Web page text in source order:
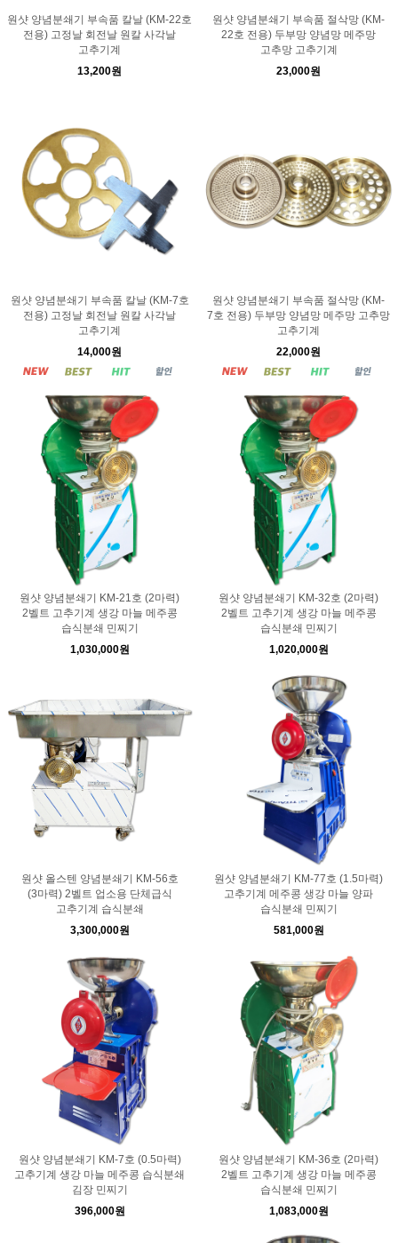
원샷 양념분쇄기 부속품 칼날 (KM-22호
전용) 고정날 회전날 원칼 사각날
고추기계
13,200원
원샷 양념분쇄기 부속품 절삭망 (KM-
22호 전용) 두부망 양념망 메주망
고추망 고추기계
23,000원
원샷 양념분쇄기 부속품 칼날 (KM-7호
전용) 고정날 회전날 원칼 사각날
고추기계
14,000원
원샷 양념분쇄기 부속품 절삭망 (KM-
7호 전용) 두부망 양념망 메주망 고추망
고추기계
22,000원
원샷 양념분쇄기 KM-21호 (2마력)
2벨트 고추기계 생강 마늘 메주콩
습식분쇄 민찌기
1,030,000원
원샷 양념분쇄기 KM-32호 (2마력)
2벨트 고추기계 생강 마늘 메주콩
습식분쇄 민찌기
1,020,000원
원샷 올스텐 양념분쇄기 KM-56호
(3마력) 2벨트 업소용 단체급식
고추기계 습식분쇄
3,300,000원
원샷 양념분쇄기 KM-77호 (1.5마력)
고추기계 메주콩 생강 마늘 양파
습식분쇄 민찌기
581,000원
원샷 양념분쇄기 KM-7호 (0.5마력)
고추기계 생강 마늘 메주콩 습식분쇄
김장 민찌기
396,000원
원샷 양념분쇄기 KM-36호 (2마력)
2벨트 고추기계 생강 마늘 메주콩
습식분쇄 민찌기
1,083,000원